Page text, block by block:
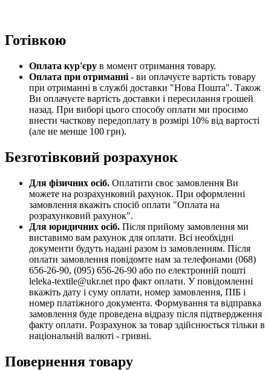
Готівкою
Оплата кур'єру в момент отримання товару.
Оплата при отриманні - ви оплачуєте вартість товару
при отриманні в службі доставки "Нова Пошта". Також
Ви оплачуєте вартість доставки і пересилання грошей
назад. При виборі цього способу оплати ми просимо
внести часткову передоплату в розмірі 10% від вартості
(але не менше 100 грн).
Безготівковий розрахунок
Для фізичних осіб. Оплатити своє замовлення Ви
можете на розрахунковий рахунок. При оформленні
замовлення вкажіть спосіб оплати "Оплата на
розрахунковий рахунок".
Для юридичних осіб. Після прийому замовлення ми
виставимо вам рахунок для оплати. Всі необхідні
документи будуть надані разом із замовленням. Після
оплати замовлення повідомте нам за телефонами (068)
656-26-90, (095) 656-26-90 або по електронній пошті
leleka-textile@ukr.net про факт оплати. У повідомленні
вкажіть дату і суму оплати, номер замовлення, ПІБ і
номер платіжного документа. Формування та відправка
замовлення буде проведена відразу після підтвердження
факту оплати. Розрахунок за товар здійснюється тільки в
національній валюті - гривні.
Повернення товару